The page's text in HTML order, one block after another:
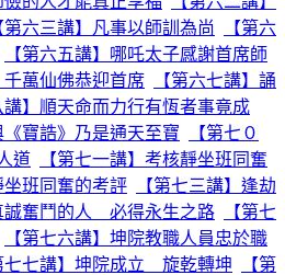
第六三講】凡事以師訓為尚
【第六
【第六五講】哪吒太子感謝首席師
千萬仙佛恭迎首席
【第六七講】誦
講】順天命而力行有恆者事竟成
《寶誥》乃是通天至寶
【第七０
道
【第七一講】考核靜坐班同奮
坐班同奮的考評
【第七三講】逢劫
誠奮鬥的人 必得永生之路
【第七
【第七六講】坤院教職人員忠於職
七七講】坤院成立 旋乾轉坤
【第